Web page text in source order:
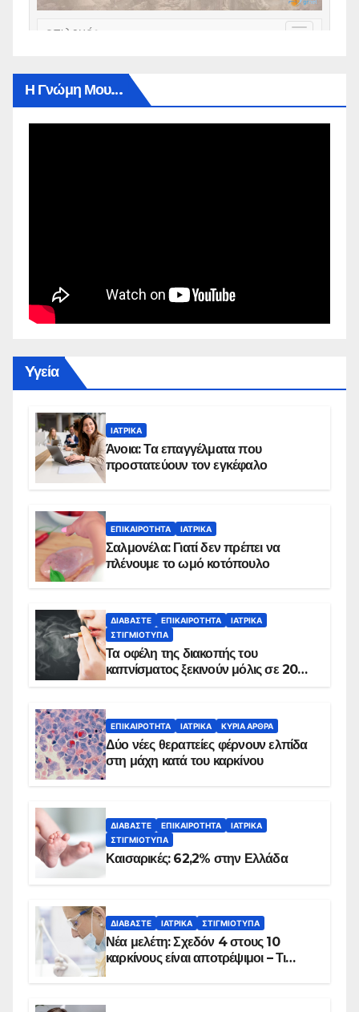
Η Γνώμη Μου…
Yγεία
ΙΑΤΡΙΚΆ
Άνοια: Τα επαγγέλματα που
προστατεύουν τον εγκέφαλο
ΕΠΙΚΑΙΡΌΤΗΤΑ ΙΑΤΡΙΚΆ
Σαλμονέλα: Γιατί δεν πρέπει να
πλένουμε το ωμό κοτόπουλο
ΔΙΑΒΆΣΤΕ ΕΠΙΚΑΙΡΌΤΗΤΑ
ΙΑΤΡΙΚΆ
ΣΤΙΓΜΙΌΤΥΠΑ
Τα οφέλη της διακοπής του
καπνίσματος ξεκινούν μόλις σε 20
ΕΠΙΚΑΙΡΌΤΗΤΑ ΙΑΤΡΙΚΆ ΚΥΡΙΑ ΑΡΘΡΑ
Δύο νέες θεραπείες φέρνουν ελπίδα
στη μάχη κατά του καρκίνου
ΔΙΑΒΆΣΤΕ ΕΠΙΚΑΙΡΌΤΗΤΑ
ΙΑΤΡΙΚΆ
ΣΤΙΓΜΙΌΤΥΠΑ
Καισαρικές: 62,2% στην Ελλάδα
ΔΙΑΒΆΣΤΕ ΙΑΤΡΙΚΆ ΣΤΙΓΜΙΌΤΥΠΑ
Νέα μελέτη: Σχεδόν 4 στους 10
καρκίνους είναι αποτρέψιμοι – Τι